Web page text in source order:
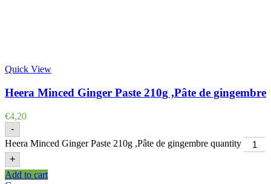
Quick View
Heera Minced Ginger Paste 210g ,Pâte de gingembre
€4,20
-
Heera Minced Ginger Paste 210g ,Pâte de gingembre quantity
+
Add to cart